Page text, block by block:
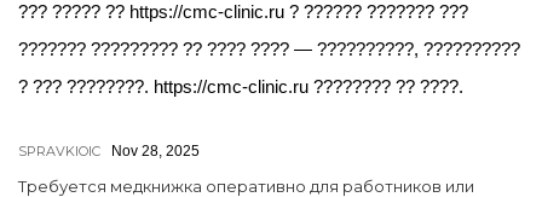
??? ????? ?? https://cmc-clinic.ru ? ?????? ??????? ???
??????? ????????? ?? ???? ???? — ??????????, ??????????
? ??? ????????. https://cmc-clinic.ru ???????? ?? ????.
SPRAVKIOIC Nov 28, 2025
Требуется медкнижка оперативно для работников или